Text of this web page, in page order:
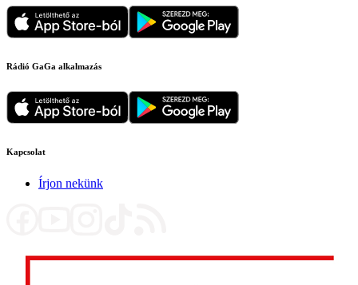
Rádió GaGa alkalmazás
Kapcsolat
Írjon nekünk